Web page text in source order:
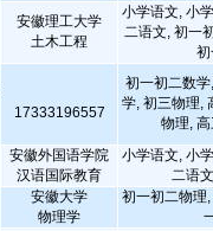
安徽理工大学
土木工程
小学语文, 小
二语文, 初一
17333196557
初一初二数
学, 初三物理,
物理,
安徽外国语学院
汉语国际教育
小学语文, 小
二语
安徽大学
物理学
初一初二物理